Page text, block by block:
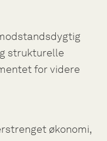
strukturelle
for videre
økonomi,